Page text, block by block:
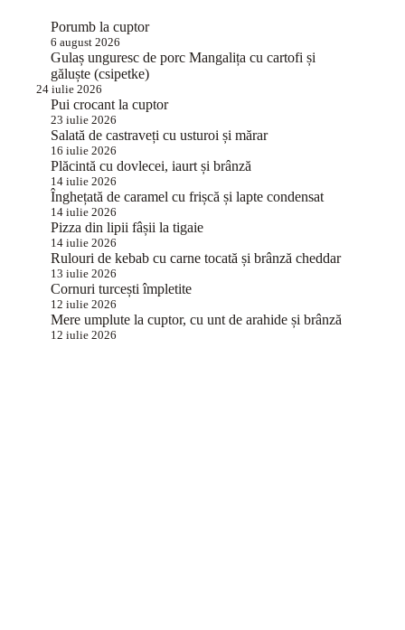
Porumb la cuptor
6 august 2026
Gulaș unguresc de porc Mangalița cu cartofi și
găluște (csipetke)
24 iulie 2026
Pui crocant la cuptor
23 iulie 2026
Salată de castraveți cu usturoi și mărar
16 iulie 2026
Plăcintă cu dovlecei, iaurt și brânză
14 iulie 2026
Înghețată de caramel cu frișcă și lapte condensat
14 iulie 2026
Pizza din lipii fâșii la tigaie
14 iulie 2026
Rulouri de kebab cu carne tocată și brânză cheddar
13 iulie 2026
Cornuri turcești împletite
12 iulie 2026
Mere umplute la cuptor, cu unt de arahide și brânză
12 iulie 2026